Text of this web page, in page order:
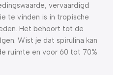
vervaardigd
te vinden is in tropische
Het behoort tot de
Wist je dat spirulina kan
ruimte en voor 60 tot 70%